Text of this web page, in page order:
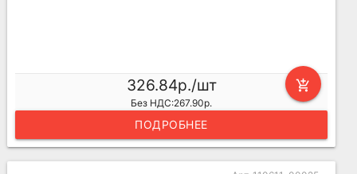
add_shopping_cart
326.84р./шт
Без НДС:267.90р.
ПОДРОБНЕЕ